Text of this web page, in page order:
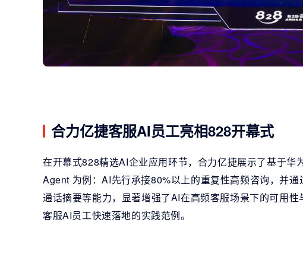
合力亿捷客服AI员工亮相828开幕式
在开幕式828精选AI企业应用环节，合力亿捷展示了基于华
Agent 为例：AI先行承接80%以上的重复性高频咨询，并
通话摘要等能力，显著增强了AI在高频客服场景下的可用
客服AI员工快速落地的实践范例。